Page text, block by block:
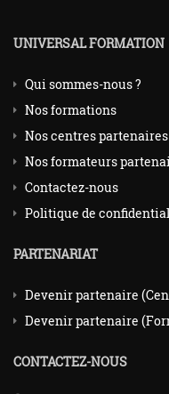
UNIVERSAL FORMATION
Qui sommes-nous ?
Nos formations
Nos centres partenaires
Nos formateurs
Contactez-nous
Politique de
PARTENARIAT
Devenir partenaire
Devenir partenaire
CONTACTEZ-NOUS